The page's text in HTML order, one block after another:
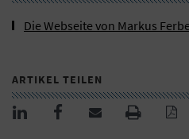
Die Webseite von Markus
ARTIKEL TEILEN